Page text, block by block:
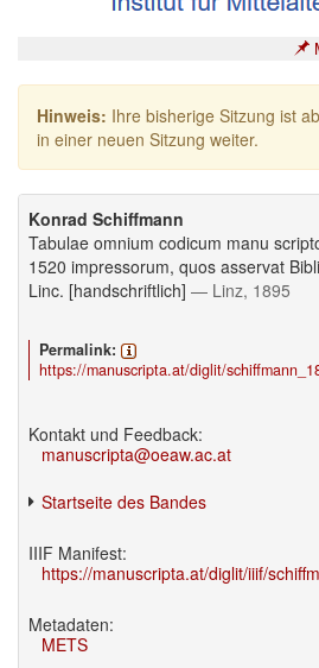
Hinweis: Ihre bisherige Sitzung ist
in einer neuen Sitzung weiter.
Konrad Schiffmann
Tabulae omnium codicum manu
1520 impressorum, quos asservat
Linc. [handschriftlich] — Linz, 1895
Permalink:
https://manuscripta.at/diglit/
Kontakt und Feedback:
manuscripta@oeaw.ac.at
Startseite des Bandes
IIIF Manifest:
https://manuscripta.at/diglit/iiif/
Metadaten:
METS